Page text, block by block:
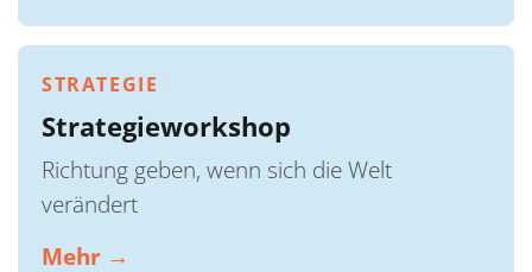
STRATEGIE
Strategieworkshop
Richtung geben, wenn sich die Welt
verändert
Mehr →